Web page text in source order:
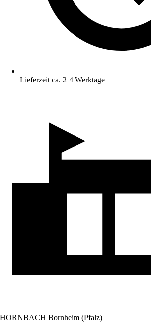
Lieferzeit ca. 2-4 Werktage
HORNBACH Bornheim (Pfalz)